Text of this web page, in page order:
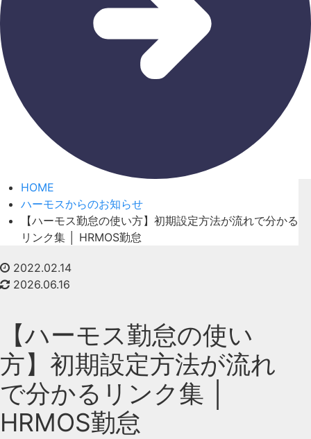
HOME
ハーモスからのお知らせ
【ハーモス勤怠の使い方】初期設定方法が流れで分かる
リンク集 │ HRMOS勤怠
2022.02.14
2026.06.16
【ハーモス勤怠の使い
方】初期設定方法が流れ
で分かるリンク集 │
HRMOS勤怠